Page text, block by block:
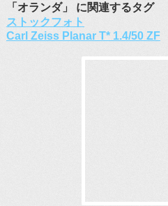
「オランダ」 に関連するタグ
ストックフォト
Carl Zeiss Planar T* 1.4/50 ZF